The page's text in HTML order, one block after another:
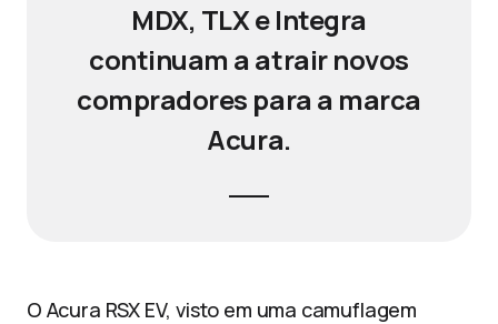
MDX, TLX e Integra
continuam a atrair novos
compradores para a marca
Acura.
O Acura RSX EV, visto em uma camuflagem